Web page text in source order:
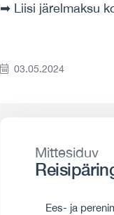
➡ Liisi järelmaksu
03.05.2024
Mittesiduv
Ees- ja